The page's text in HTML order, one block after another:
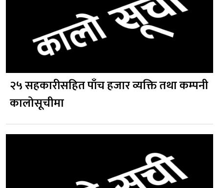
२५ सहकारीसहित पाँच हजार व्यक्ति तथा कम्पनी
कालोसूचीमा